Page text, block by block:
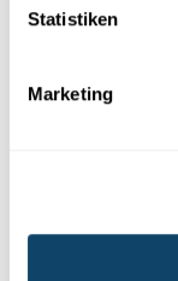
Statistiken
Marketing